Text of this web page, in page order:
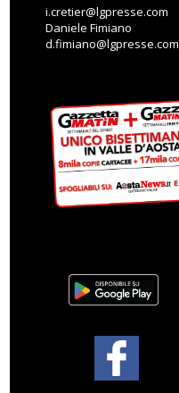
i.cretier@lgpresse.com
Daniele Fimiano
d.fimiano@lgpresse.com